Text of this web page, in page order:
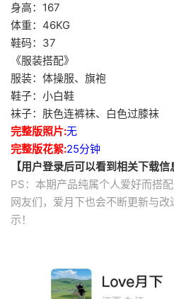
身高：167
体重：46KG
鞋码：37
《服装搭配》
服装：体操服、旗袍
鞋子：小白鞋
袜子：肤色连裤袜、白色过膝袜
完整版照片:无
完整版花絮:25分钟
【用户登录后可以看到相关下载信
PS：本期产品纯属个人爱好而搭
网友们，爱月下也会不断更新与
示！